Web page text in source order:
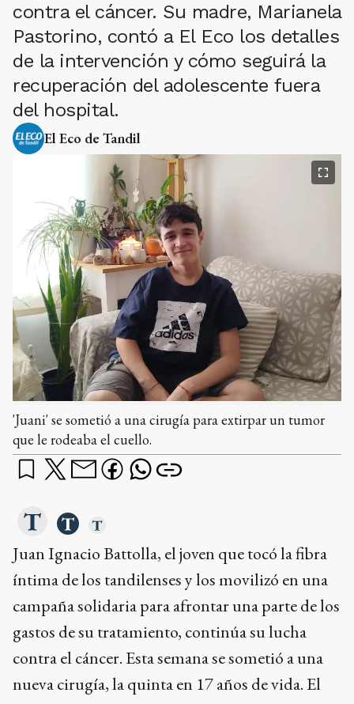
contra el cáncer. Su madre, Marianela
Pastorino, contó a El Eco los detalles
de la intervención y cómo seguirá la
recuperación del adolescente fuera
del hospital.
El Eco de Tandil
'Juani' se sometió a una cirugía para extirpar un tumor
que le rodeaba el cuello.
Juan Ignacio Battolla, el joven que tocó la fibra
íntima de los tandilenses y los movilizó en una
campaña solidaria para afrontar una parte de los
gastos de su tratamiento, continúa su lucha
contra el cáncer. Esta semana se sometió a una
nueva cirugía, la quinta en 17 años de vida. El